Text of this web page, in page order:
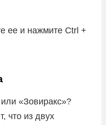
ее и нажмите Ctrl +
«Зовиракс»?
что из двух